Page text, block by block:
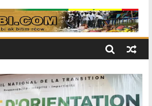
Disney s’associe à TikTok pour tirer
davantage profit de ses univers
légendaires
France – Algérie: l’affaire Mehdi
policière contre le narcotrafic